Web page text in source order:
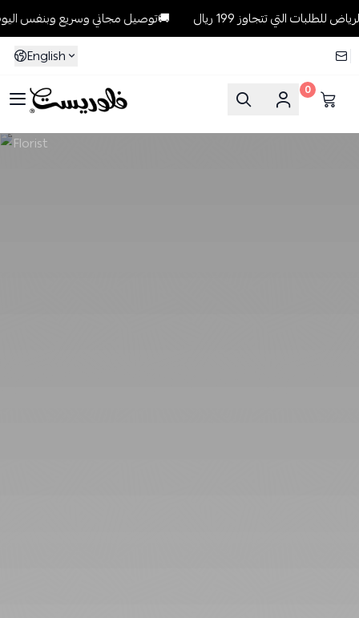
توصيل مجاني وسريع وبنفس اليوم للطلبات داخل الرياض للطلبات التي تتجاوز 199 ريال🚚
English
Florist
0